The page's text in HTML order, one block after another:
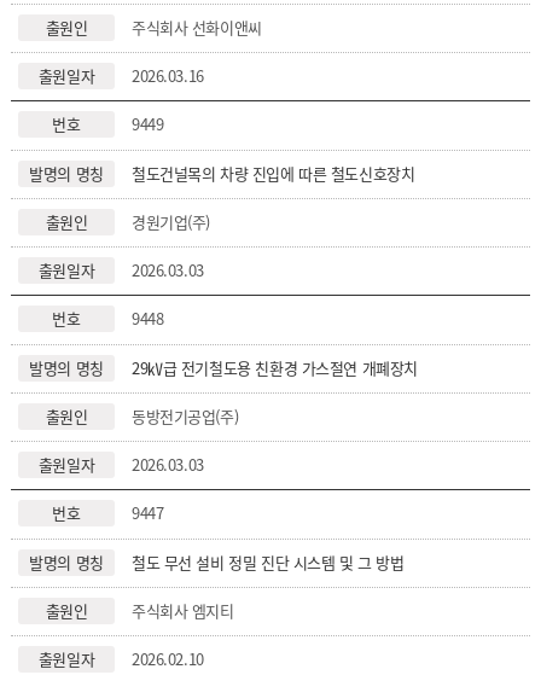
주식회사 선화이앤씨
2026.03.16
9449
철도건널목의 차량 진입에 따른 철도신호장치
경원기업(주)
2026.03.03
9448
29㎸급 전기철도용 친환경 가스절연 개폐장치
동방전기공업(주)
2026.03.03
9447
철도 무선 설비 정밀 진단 시스템 및 그 방법
주식회사 엠지티
2026.02.10